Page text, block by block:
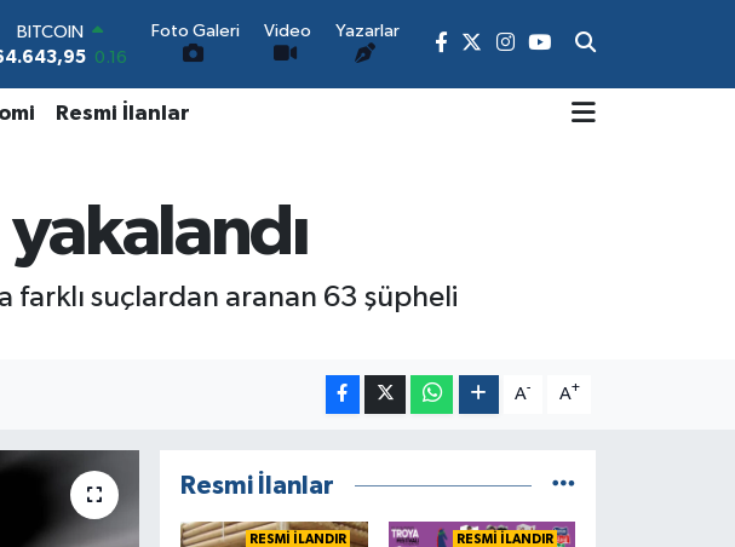
BITCOIN
0.16
47,6704 0
0
GRAM ALTIN
6500.87
0.12
BİST100
13.799 70
Foto Galeri Video Yazarlar
Resmi İlanlar
suçlardan aranan 63 şüpheli
A- A+
Resmi İlanlar
RESMİ İLANDIR RESMİ İLANDIR